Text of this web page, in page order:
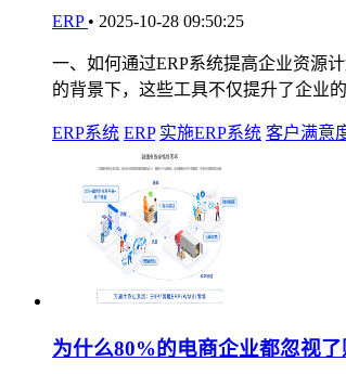
ERP • 2025-10-28 09:50:25
一、如何通过ERP系统提高企业资源
的背景下，这些工具不仅提升了企业的
ERP系统 ERP 实施ERP系统 客户满意
为什么80%的电商企业都忽视了